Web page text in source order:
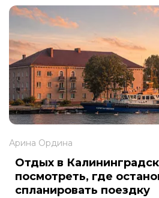
Арина Ордина
Отдых в
посмотреть, где
спланировать поездку